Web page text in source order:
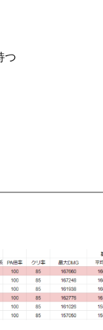
つ